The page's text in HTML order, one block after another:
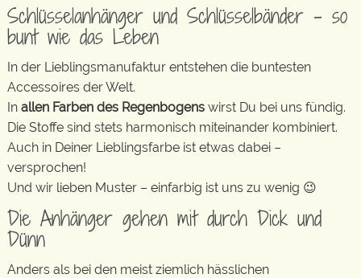
Schlüsselanhänger und Schlüsselbänder – so
bunt wie das Leben
In der Lieblingsmanufaktur entstehen die buntesten
Accessoires der Welt.
In allen Farben des Regenbogens wirst Du bei uns fündig.
Die Stoffe sind stets harmonisch miteinander kombiniert.
Auch in Deiner Lieblingsfarbe ist etwas dabei –
versprochen!
Und wir lieben Muster – einfarbig ist uns zu wenig 😉
Die Anhänger gehen mit durch Dick und
Dünn
Anders als bei den meist ziemlich hässlichen